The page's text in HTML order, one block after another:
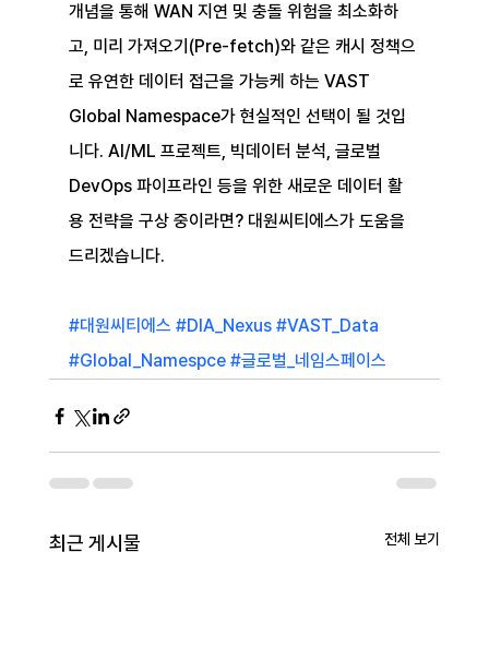
개념을 통해 WAN 지연 및 충돌 위험을 최소화하
고, 미리 가져오기(Pre-fetch)와 같은 캐시 정책으
로 유연한 데이터 접근을 가능케 하는 VAST
Global Namespace가 현실적인 선택이 될 것입
니다. AI/ML 프로젝트, 빅데이터 분석, 글로벌
DevOps 파이프라인 등을 위한 새로운 데이터 활
용 전략을 구상 중이라면? 대원씨티에스가 도움을
드리겠습니다.
#대원씨티에스 #DIA_Nexus #VAST_Data
#Global_Namespce #글로벌_네임스페이스
최근 게시물 전체 보기